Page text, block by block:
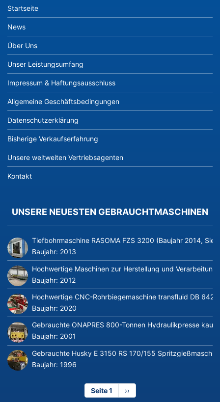
Startseite
News
Über Uns
Unser Leistungsumfang
Impressum & Haftungsausschluss
Allgemeine Geschäftsbedingungen
Datenschutzerklärung
Bisherige Verkaufserfahrung
Unsere weltweiten Vertriebsagenten
Kontakt
UNSERE NEUESTEN GEBRAUCHTMASCHINEN
Tiefbohrmaschine RASOMA FZS 3200 (Baujahr 2014,
Baujahr: 2013
Hochwertige Maschinen zur Herstellung und
Baujahr: 2012
Hochwertige CNC-Rohrbiegemaschine transfluid DB
Baujahr: 2020
Gebrauchte ONAPRES 800-Tonnen Hydraulikpresse
Baujahr: 2001
Gebrauchte Husky E 3150 RS 170/155
Baujahr: 1996
Seite 1
Nächste
Seite
››